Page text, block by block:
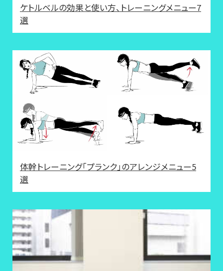
ケトルベルの効果と使い方、トレーニングメニュー7
選
体幹トレーニング「プランク」のアレンジメニュー5
選